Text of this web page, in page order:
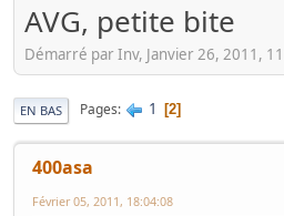
AVG, petite bite
Démarré par Inv, Janvier 26, 2011,
EN BAS Pages 1 2
400asa
Février 05, 2011, 18:04:08